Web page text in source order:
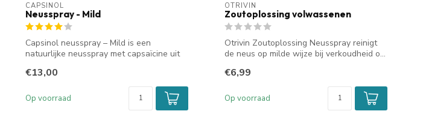
CAPSINOL
Neusspray - Mild
Capsinol neusspray – Mild is een
natuurlijke neusspray met capsaïcine uit
€13,00
Op voorraad
OTRIVIN
Zoutoplossing volwassenen
Otrivin Zoutoplossing Neusspray reinigt
de neus op milde wijze bij verkoudheid o...
€6,99
Op voorraad